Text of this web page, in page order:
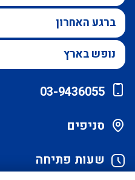
ברגע האחרון
נופש בארץ
03-9436055
סניפים
שעות פתיחה